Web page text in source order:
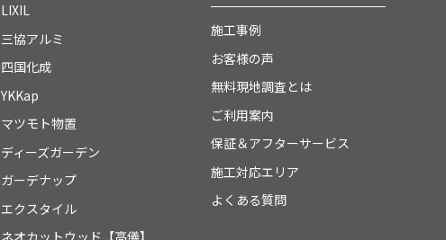
LIXIL
三協アルミ
四国化成
YKKap
マツモト物置
ディーズガーデン
ガーデナップ
エクスタイル
施工事例
お客様の声
無料現地調査とは
ご利用案内
保証＆アフターサービス
施工対応エリア
よくある質問